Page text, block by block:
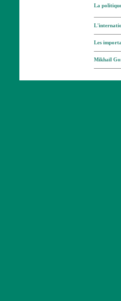
La
Les
Mikhaïl